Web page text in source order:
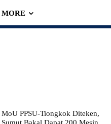
MORE
MoU PPSU-Tiongkok Diteken,
Sumut Bakal Dapat 200 Mesin